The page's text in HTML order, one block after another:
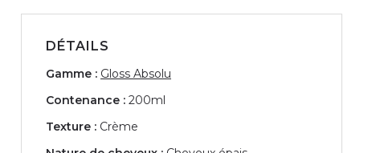
DÉTAILS
Gamme : Gloss Absolu
Contenance : 200ml
Texture : Crème